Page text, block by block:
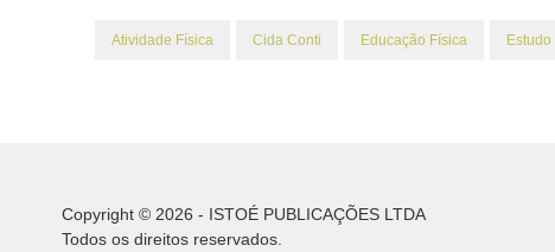
Atividade Física Cida Conti Educação Física Estudo
Copyright © 2026 - ISTOÉ PUBLICAÇÕES LTDA
Todos os direitos reservados.